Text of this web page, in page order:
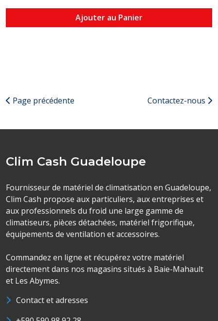
Ajouter au Panier
Page précédente Contactez-nous
Clim Cash Guadeloupe
Fournisseur de matériel de climatisation en Guadeloupe,
Clim Cash propose aux particuliers, aux entreprises et
aux professionnels du froid une large gamme de
climatiseurs, pièces détachées, matériel frigorifique,
équipements de ventilation et accessoires.
Commandez en ligne et récupérez votre matériel
directement dans nos magasins situés à Baie-Mahault
et Les Abymes.
Contact et adresses